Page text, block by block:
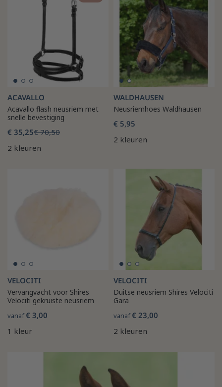
ACAVALLO
Acavallo flash neusriem met
snelle bevestiging
€ 35,25€ 70,50
2 kleuren
WALDHAUSEN
Neusriemhoes Waldhausen
€ 5,95
2 kleuren
VELOCITI
Vervangvacht voor Shires
Velociti gekruiste neusriem
vanaf€ 3,00
1 kleur
VELOCITI
Duitse neusriem Shires Velociti
Gara
vanaf€ 23,00
2 kleuren